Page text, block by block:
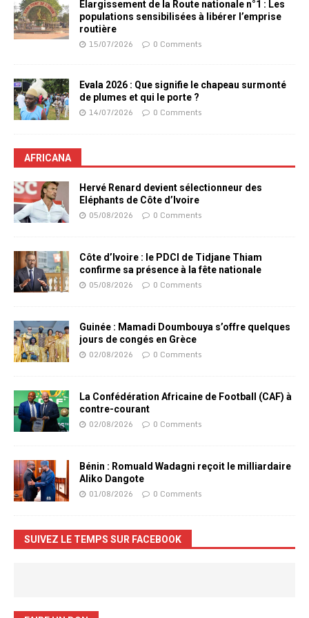
Elargissement de la Route nationale n°1 : Les
populations sensibilisées à libérer l’emprise
routière
15/07/2026 0 Comments
Evala 2026 : Que signifie le chapeau surmonté
de plumes et qui le porte ?
14/07/2026 0 Comments
AFRICANA
Hervé Renard devient sélectionneur des
Eléphants de Côte d’Ivoire
05/08/2026 0 Comments
Côte d’Ivoire : le PDCI de Tidjane Thiam
confirme sa présence à la fête nationale
05/08/2026 0 Comments
Guinée : Mamadi Doumbouya s’offre quelques
jours de congés en Grèce
02/08/2026 0 Comments
La Confédération Africaine de Football (CAF) à
contre-courant
02/08/2026 0 Comments
Bénin : Romuald Wadagni reçoit le milliardaire
Aliko Dangote
01/08/2026 0 Comments
SUIVEZ LE TEMPS SUR FACEBOOK